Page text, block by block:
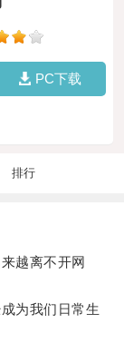
PC下载
排行
越离不开网
为我们日常生